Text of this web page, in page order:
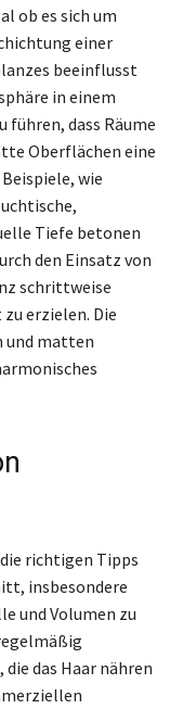
ob es sich um
einer
beeinflusst
in einem
führen, dass Räume
Oberflächen eine
wie
Tiefe betonen
den Einsatz von
schrittweise
erzielen. Die
und matten
richtigen Tipps
insbesondere
und Volumen zu
das Haar nähren